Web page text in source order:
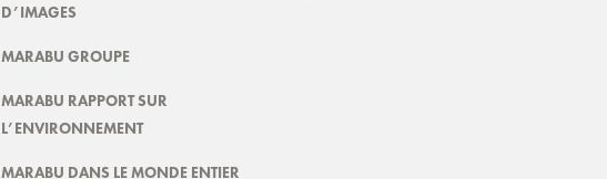
D’IMAGES
MARABU GROUPE
MARABU RAPPORT SUR
L’ENVIRONNEMENT
MARABU DANS LE MONDE ENTIER